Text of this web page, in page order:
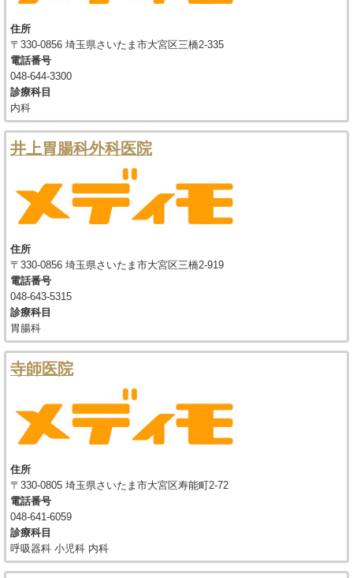
住所
〒330-0856 埼玉県さいたま市大宮区三橋2-335
電話番号
048-644-3300
診療科目
内科
井上胃腸科外科医院
住所
〒330-0856 埼玉県さいたま市大宮区三橋2-919
電話番号
048-643-5315
診療科目
胃腸科
寺師医院
住所
〒330-0805 埼玉県さいたま市大宮区寿能町2-72
電話番号
048-641-6059
診療科目
呼吸器科 小児科 内科